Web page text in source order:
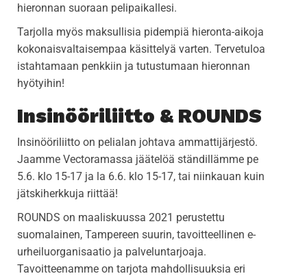
hieronnan suoraan pelipaikallesi.
Tarjolla myös maksullisia pidempiä hieronta-aikoja
kokonaisvaltaisempaa käsittelyä varten. Tervetuloa
istahtamaan penkkiin ja tutustumaan hieronnan
hyötyihin!
Insinööriliitto & ROUNDS
Insinööriliitto on pelialan johtava ammattijärjestö.
Jaamme Vectoramassa jäätelöä ständillämme pe
5.6. klo 15-17 ja la 6.6. klo 15-17, tai niinkauan kuin
jätskiherkkuja riittää!
ROUNDS on maaliskuussa 2021 perustettu
suomalainen, Tampereen suurin, tavoitteellinen e-
urheiluorganisaatio ja palveluntarjoaja.
Tavoitteenamme on tarjota mahdollisuuksia eri